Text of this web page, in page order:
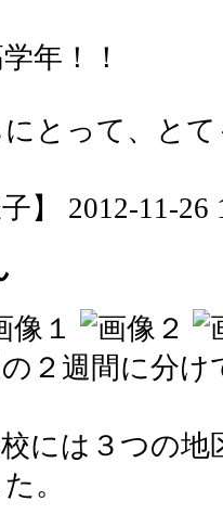
年！！
とって、と
】 2012-11-26
２週間に分
には３つの
。